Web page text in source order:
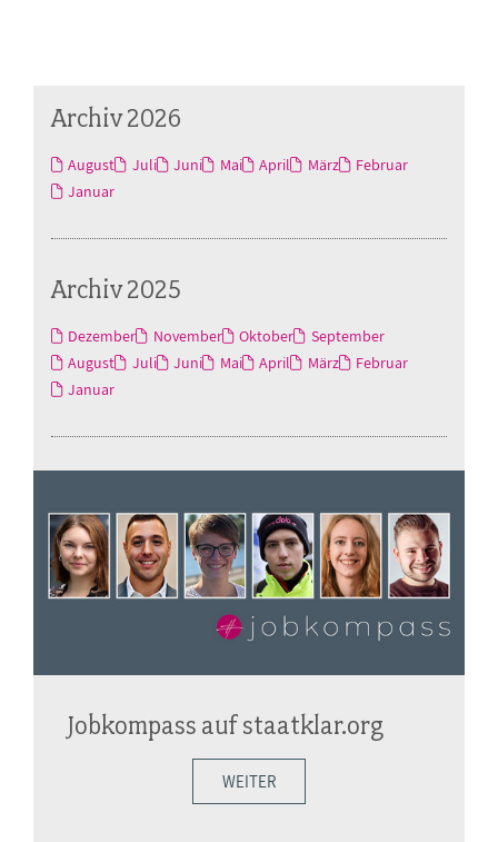
Archiv 2026
August Juli Juni Mai April März
Februar
Januar
Archiv 2025
Dezember November Oktober
September
August
Juli Juni Mai April März
Februar
Januar
Jobkompass auf staatklar.org
WEITER